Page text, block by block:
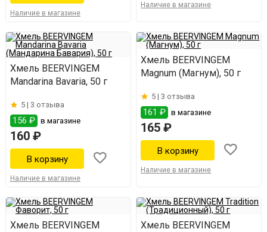
Наличие в магазине
Наличие в магазине
Хмель BEERVINGEM
Mandarina Bavaria, 50 г
5 | 3 отзыва
156 ₽ в магазине
160 ₽
Наличие в магазине
Хмель BEERVINGEM
Magnum (Магнум), 50 г
5 |3 отзыва
161 ₽ в магазине
165 ₽
Наличие в магазине
Хмель BEERVINGEM
Хмель BEERVINGEM